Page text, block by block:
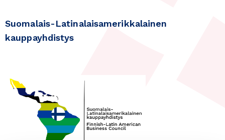
Suomalais-Latinalaisamerikkalainen
kauppayhdistys